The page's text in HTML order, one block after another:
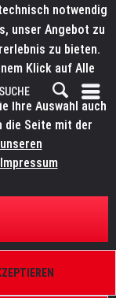
notwendig
unser Angebot zu
zu bieten.
Klick auf Alle
Sie in den
Ihre Auswahl auch
die Seite mit der